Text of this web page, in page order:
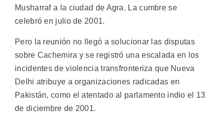
Musharraf a la ciudad de Agra. La cumbre se
celebró en julio de 2001.
Pero la reunión no llegó a solucionar las disputas
sobre Cachemira y se registró una escalada en los
incidentes de violencia transfronteriza que Nueva
Delhi atribuye a organizaciones radicadas en
Pakistán, como el atentado al parlamento indio el 13
de diciembre de 2001.